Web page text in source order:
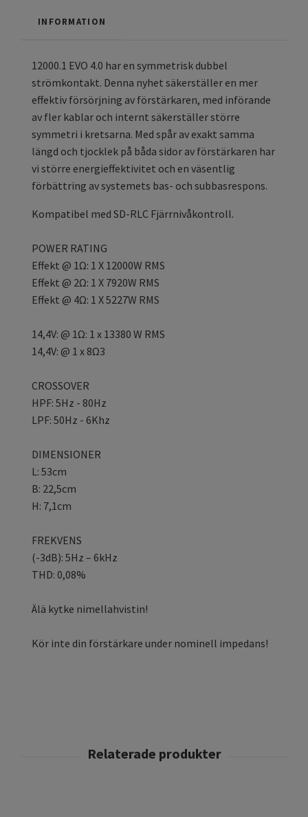
INFORMATION
12000.1 EVO 4.0 har en symmetrisk dubbel
strömkontakt. Denna nyhet säkerställer en mer
effektiv försörjning av förstärkaren, med införande
av fler kablar och internt säkerställer större
symmetri i kretsarna. Med spår av exakt samma
längd och tjocklek på båda sidor av förstärkaren har
vi större energieffektivitet och en väsentlig
förbättring av systemets bas- och subbasrespons.
Kompatibel med SD-RLC Fjärrnivåkontroll.
POWER RATING
Effekt @ 1Ω: 1 X 12000W RMS
Effekt @ 2Ω: 1 X 7920W RMS
Effekt @ 4Ω: 1 X 5227W RMS
14,4V: @ 1Ω: 1 x 13380 W RMS
14,4V: @ 1 x 8Ω3
CROSSOVER
HPF: 5Hz - 80Hz
LPF: 50Hz - 6Khz
DIMENSIONER
L: 53cm
B: 22,5cm
H: 7,1cm
FREKVENS
(-3dB): 5Hz – 6kHz
THD: 0,08%
Älä kytke nimellahvistin!
Kör inte din förstärkare under nominell impedans!